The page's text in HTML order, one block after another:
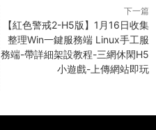
下一篇
【紅色警戒2-H5版】1月16日收集
整理Win一鍵服務端 Linux手工服
務端-帶詳細架設教程-三網休閑H5
小遊戲-上傳網站即玩